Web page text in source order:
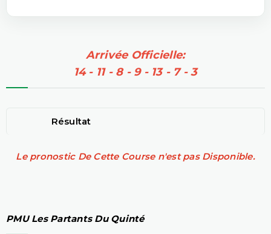
Arrivée Officielle:
14 - 11 - 8 - 9 - 13 - 7 - 3
Résultat
Le pronostic De Cette Course n'est pas Disponible.
PMU Les Partants Du Quinté